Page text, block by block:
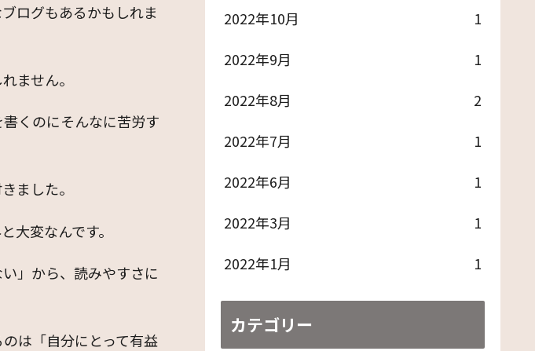
ログもあるかもしれま
ません。
くのにそんなに苦労す
ました。
大変なんです。
」から、読みやすさに
は「自分にとって有益
2022年10月
1
2022年9月
1
2022年8月
2
2022年7月
1
2022年6月
1
2022年3月
1
2022年1月
1
カテゴリー